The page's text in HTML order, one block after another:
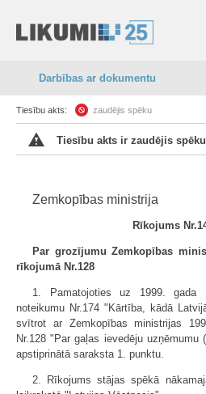
Darbības ar dokumentu
Tiesību akts: zaudējis spēku
Tiesību akts ir zaudējis
Zemkopības ministrija
Rīkojums
Par grozījumu Zemkopības
rīkojumā Nr.128
1. Pamatojoties uz 1999. gada
noteikumu Nr.174 "Kārtība, kādā
svītrot ar Zemkopības ministrijas
Nr.128 "Par gaļas ievedēju uzņēmumu
apstiprinātā saraksta 1. punktu.
2. Rīkojums stājas spēkā